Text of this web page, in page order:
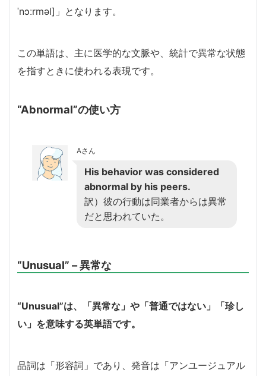
ˈnɔːrməl]」となります。
この単語は、主に医学的な文脈や、統計で異常な状態
を指すときに使われる表現です。
“Abnormal”の使い方
Aさん
His behavior was considered
abnormal by his peers.
訳）彼の行動は同業者からは異常
だと思われていた。
“Unusual” – 異常な
“Unusual”は、「異常な」や「普通ではない」「珍し
い」を意味する英単語です。
品詞は「形容詞」であり、発音は「アンユージュアル